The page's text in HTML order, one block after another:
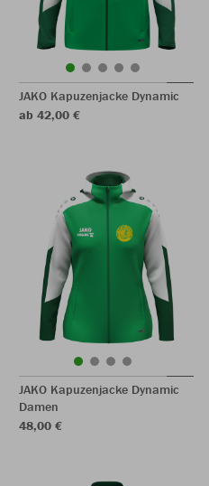
JAKO Kapuzenjacke Dynamic
ab 42,00 €
JAKO Kapuzenjacke Dynamic
Damen
48,00 €